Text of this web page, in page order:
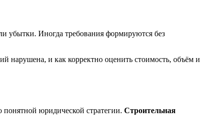
убытки. Иногда требования формируются без
нарушена, и как корректно оценить стоимость, объём и
понятной юридической стратегии. Строительная